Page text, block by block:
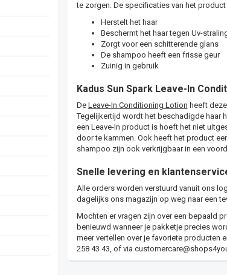
te zorgen. De specificaties van het product
Herstelt het haar
Beschermt het haar tegen Uv-
Zorgt voor een schitterende glans
De shampoo heeft een frisse geur
Zuinig in gebruik
Kadus Sun Spark Leave-In
De Leave-In Conditioning Lotion heeft
Tegelijkertijd wordt het beschadigde haar
een Leave-In product is hoeft het niet
door te kammen. Ook heeft het product
shampoo zijn ook verkrijgbaar in een
Snelle levering en
Alle orders worden verstuurd vanuit ons
dagelijks ons magazijn op weg naar een
Mochten er vragen zijn over een bepaald
benieuwd wanneer je pakketje precies
meer vertellen over je favoriete producten
258 43 43, of via